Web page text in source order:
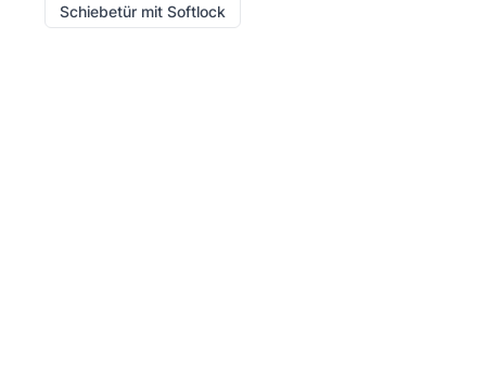
Schiebetür mit Softlock